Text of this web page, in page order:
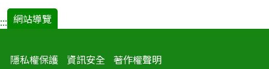
::: 網站導覽
隱私權保護 資訊安全 著作權聲明